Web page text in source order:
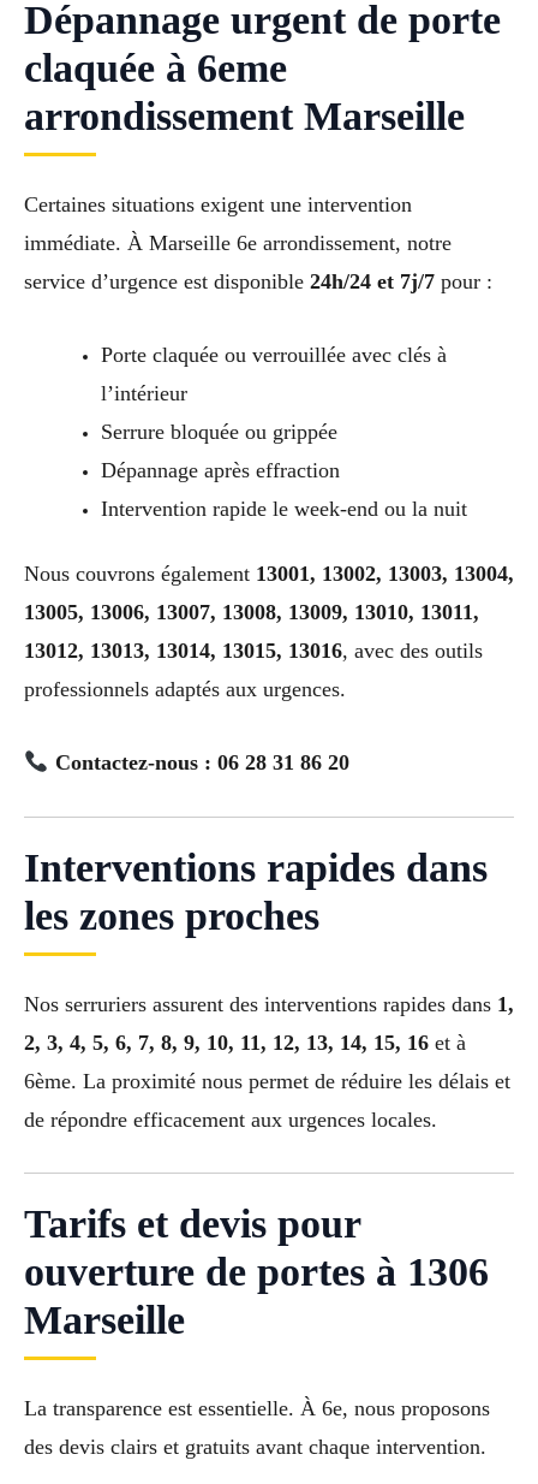
Dépannage urgent de porte
claquée à 6eme
arrondissement Marseille
Certaines situations exigent une intervention
immédiate. À Marseille 6e arrondissement, notre
service d’urgence est disponible 24h/24 et 7j/7 pour :
Porte claquée ou verrouillée avec clés à
l’intérieur
Serrure bloquée ou grippée
Dépannage après effraction
Intervention rapide le week-end ou la nuit
Nous couvrons également 13001, 13002, 13003, 13004,
13005, 13006, 13007, 13008, 13009, 13010, 13011,
13012, 13013, 13014, 13015, 13016, avec des outils
professionnels adaptés aux urgences.
Contactez-nous : 06 28 31 86 20
Interventions rapides dans
les zones proches
Nos serruriers assurent des interventions rapides dans 1,
2, 3, 4, 5, 6, 7, 8, 9, 10, 11, 12, 13, 14, 15, 16 et à
6ème. La proximité nous permet de réduire les délais et
de répondre efficacement aux urgences locales.
Tarifs et devis pour
ouverture de portes à 1306
Marseille
La transparence est essentielle. À 6e, nous proposons
des devis clairs et gratuits avant chaque intervention.